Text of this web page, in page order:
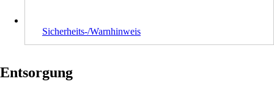
Sicherheits-/Warnhinweis
Entsorgung